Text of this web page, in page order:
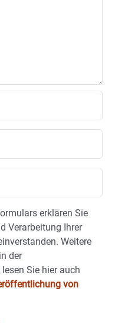
erklären Sie
Verarbeitung Ihrer
Weitere
der
lesen Sie hier auch
von